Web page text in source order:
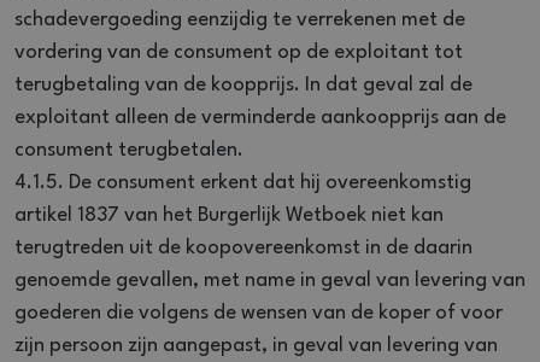
schadevergoeding eenzijdig te verrekenen met de
vordering van de consument op de exploitant tot
terugbetaling van de koopprijs. In dat geval zal de
exploitant alleen de verminderde aankoopprijs aan de
consument terugbetalen.
4.1.5. De consument erkent dat hij overeenkomstig
artikel 1837 van het Burgerlijk Wetboek niet kan
terugtreden uit de koopovereenkomst in de daarin
genoemde gevallen, met name in geval van levering van
goederen die volgens de wensen van de koper of voor
zijn persoon zijn aangepast, in geval van levering van